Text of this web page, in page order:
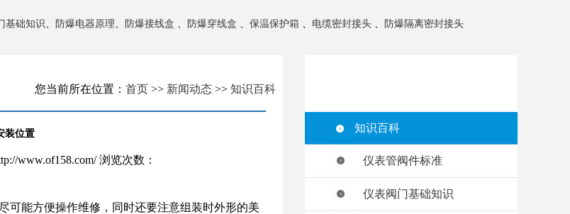
基础知识、 防爆电器原理、 防爆接线盒 、 防爆穿线盒 、 保温保护箱 、 电缆密封接头 、 防爆隔离密封接头
您当前所在位置： 首页 >> 新闻动态 >> 知识百科
装位置
www.of158.com/ 浏览次数：
可能方便操作维修，同时还要注意组装时外形的美
知识百科
仪表管阀件标准
仪表阀门基础知识